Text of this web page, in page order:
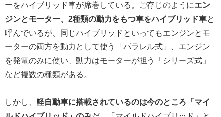
ーをハイブリッド車が席巻している。ご存じのようにエン
ジンとモーター、2種類の動力をもつ車をハイブリッド車と
呼んでいるが、同じハイブリッドといってもエンジンとモ
ーターの両方を動力として使う「パラレル式」、エンジン
を発電のみに使い、動力はモーターが担う「シリーズ式」
など複数の種類がある。
しかし、 軽自動車に搭載されているのは今のところ「マイ